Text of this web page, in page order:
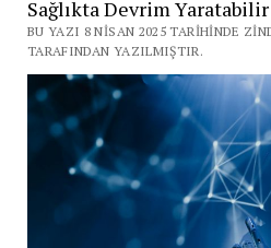
Sağlıkta Devrim Yaratabilir
BU YAZI 8 NISAN 2025 TARIHINDE
TARAFINDAN YAZILMIŞTIR.